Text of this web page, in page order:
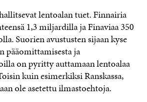
lentoalan tuet. Finnairia
1,3 miljardilla ja Finaviaa 350
Suorien avustusten sijaan kyse
pääomittamisesta ja
on pyritty auttamaan lentoalaa
kuin esimerkiksi Ranskassa,
ole asetettu ilmastoehtoja.